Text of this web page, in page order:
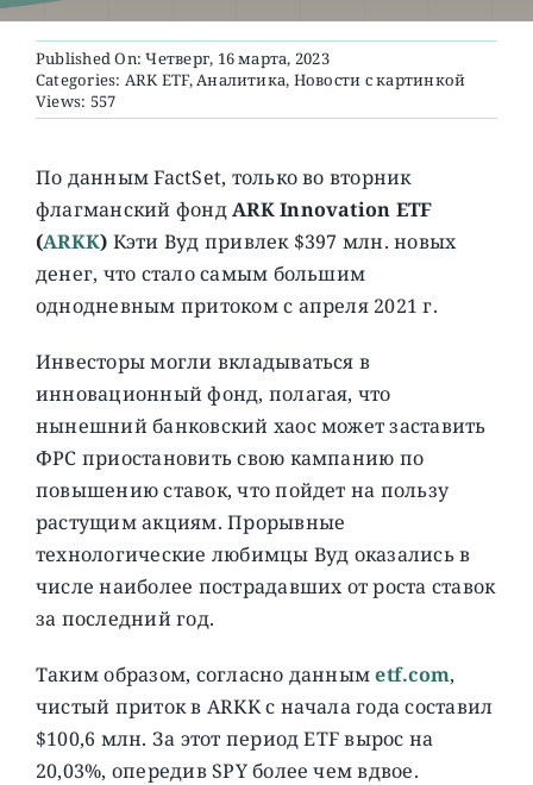
О ПРОЕКТЕ
Published On: Четверг, 16 марта, 2023
Categories: ARK ETF,Аналитика, Новости с картинкой
Views: 557
По данным FactSet, только во вторник
флагманский фондARK Innovation ETF
(ARKK) Кэти Вуд привлек $397 млн. новых
денег, что стало самым большим
однодневным притоком с апреля 2021 г.
Инвесторы могли вкладываться в
инновационный фонд, полагая, что
нынешний банковский хаос может заставить
ФРС приостановить свою кампанию по
повышению ставок, что пойдет на пользу
растущим акциям. Прорывные
технологические любимцы Вуд оказались в
числе наиболее пострадавших от роста ставок
за последний год.
Таким образом, согласно даннымetf.com,
чистый приток в ARKK с начала года составил
$100,6 млн. За этот период ETF вырос на
20,03%, опередив SPY более чем вдвое.